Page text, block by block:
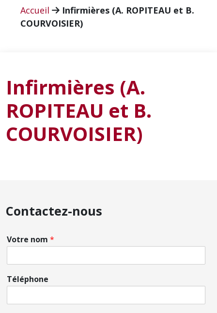
Accueil
Infirmières (A. ROPITEAU et B.
COURVOISIER)
Infirmières (A.
ROPITEAU et B.
COURVOISIER)
Contactez-nous
Votre nom *
Téléphone